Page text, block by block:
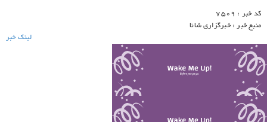
کد خبر : 7509
منبع خبر : خبرگزاری شانا
لینک خبر